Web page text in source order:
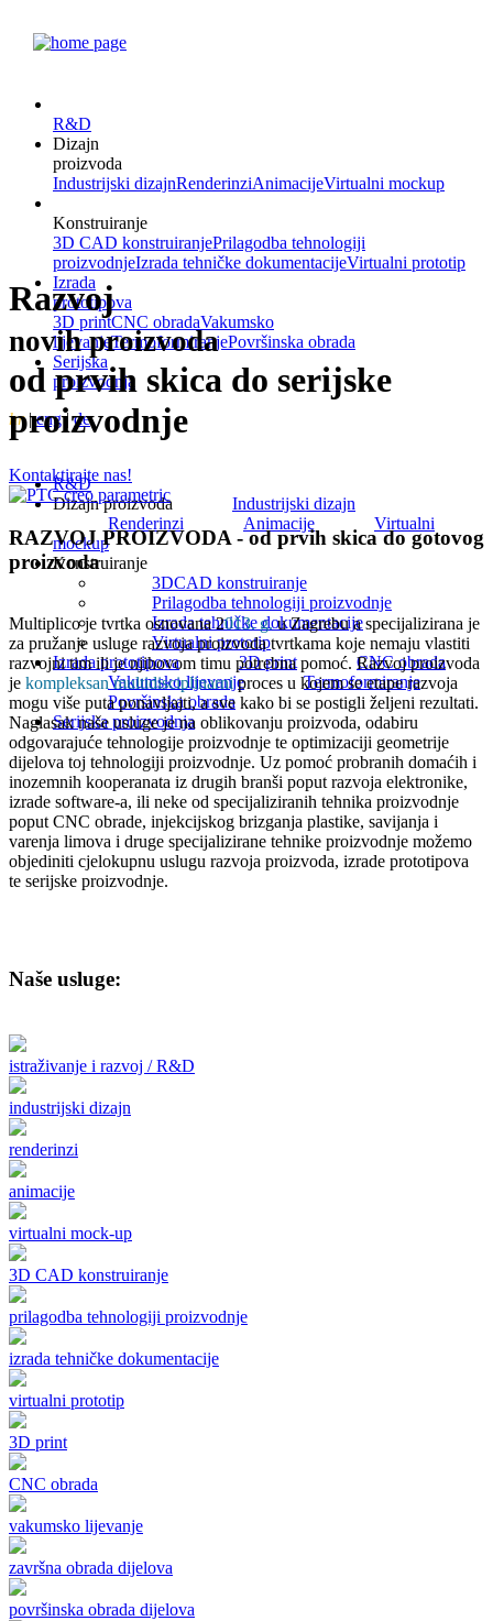
R&D
Dizajn
proizvoda
Industrijski dizajnRenderinziAnimacijeVirtualni mockup
Konstruiranje
3D CAD konstruiranjePrilagodba tehnologiji
proizvodnjeIzrada tehničke dokumentacijeVirtualni prototip
Izrada
prototipova
3D printCNC obradaVakumsko
lijevanjeTermoformiranjePovršinska obrada
Serijska
proizvodnja
hr|eng|de
R&D
Dizajn proizvoda
Industrijski dizajn
Renderinzi
Animacije
Virtualni
mockup
Konstruiranje
3DCAD konstruiranje
Prilagodba tehnologiji proizvodnje
Izrada tehničke dokumentacije
Virtualni prototip
Izrada prototipova
3D print
CNC obrada
Vakumsko lijevanje
Termoformiranje
Površinska obrada
Serijska proizvodnja
Razvoj
novih proizvoda
od prvih skica do serijske
proizvodnje
Kontaktirajte nas!
RAZVOJ PROIZVODA - od prvih skica do gotovog
proizvoda
Multiplico je tvrtka osnovana 2013. g.u Zagrebu a specijalizirana je
za pružanje usluge razvoja proizvoda tvrtkama koje nemaju vlastiti
razvojni tim ili je njihovom timu potrebna pomoć. Razvoj proizvoda
je kompleksan multidisciplinarniproces u kojem se etape razvoja
mogu više puta ponavljajti, a sve kako bi se postigli željeni rezultati.
Naglasak naše usluge je na oblikovanju proizvoda, odabiru
odgovarajuće tehnologije proizvodnje te optimizaciji geometrije
dijelova toj tehnologiji proizvodnje. Uz pomoć probranih domaćih i
inozemnih kooperanata iz drugih branši poput razvoja elektronike,
izrade software-a, ili neke od specijaliziranih tehnika proizvodnje
poput CNC obrade, injekcijskog brizganja plastike, savijanja i
varenja limova i druge specijalizirane tehnike proizvodnje možemo
objediniti cjelokupnu uslugu razvoja proizvoda, izrade prototipova
te serijske proizvodnje.
Naše usluge:
istraživanje i razvoj / R&D
industrijski dizajn
renderinzi
animacije
virtualni mock-up
3D CAD konstruiranje
prilagodba tehnologiji proizvodnje
izrada tehničke dokumentacije
virtualni prototip
3D print
CNC obrada
vakumsko lijevanje
završna obrada dijelova
površinska obrada dijelova